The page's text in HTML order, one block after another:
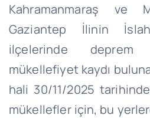
Kahramanmaraş
Gaziantep İlinin
ilçelerinde deprem
mükellefiyet kaydı
hali 30/11/2025
mükellefler için, bu